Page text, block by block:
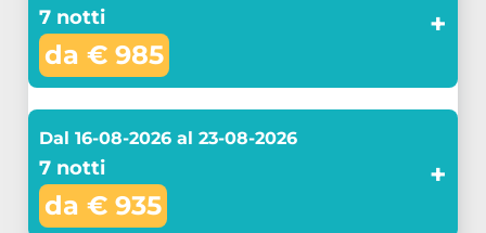
7 notti
da € 985
+
Dal 16-08-2026 al 23-08-2026
7 notti
da € 935
+